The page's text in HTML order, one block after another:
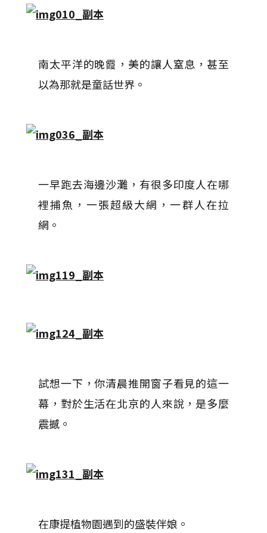
南太平洋的晚霞，美的讓人窒息，甚至
以為那就是童話世界。
一早跑去海邊沙灘，有很多印度人在哪
裡捕魚，一張超級大網，一群人在拉
網。
試想一下，你清晨推開窗子看見的這一
幕，對於生活在北京的人來說，是多麼
震撼。
在康提植物園遇到的盛裝伴娘。